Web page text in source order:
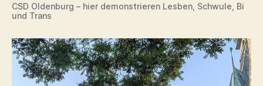
CSD Oldenburg – hier demonstrieren Lesben, Schwule, Bi
und Trans